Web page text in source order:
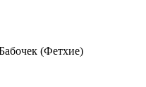
(Фетхие)